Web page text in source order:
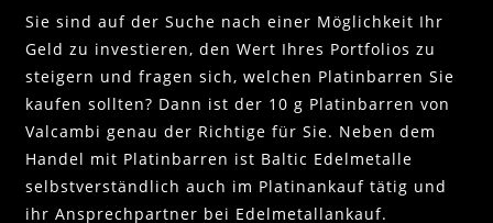
Sie sind auf der Suche nach einer Möglichkeit Ihr
Geld zu investieren, den Wert Ihres Portfolios zu
steigern und fragen sich, welchen Platinbarren Sie
kaufen sollten? Dann ist der 10 g Platinbarren von
Valcambi genau der Richtige für Sie. Neben dem
Handel mit Platinbarren ist Baltic Edelmetalle
selbstverständlich auch im Platinankauf tätig und
ihr Ansprechpartner bei Edelmetallankauf.